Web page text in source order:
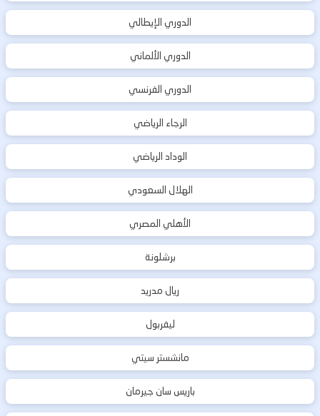
الدوري الإيطالي
الدوري الألماني
الدوري الفرنسي
الرجاء الرياضي
الوداد الرياضي
الهلال السعودي
الأهلي المصري
برشلونة
ريال مدريد
ليفربول
مانشستر سيتي
باريس سان جيرمان